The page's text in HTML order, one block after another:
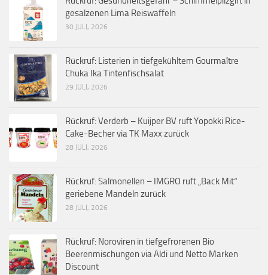
gesalzenen Lima Reiswaffeln
30 JULI, 2026
Rückruf: Listerien in tiefgekühltem Gourmaître
Chuka Ika Tintenfischsalat
29 JULI, 2026
Rückruf: Verderb – Kuijper BV ruft Yopokki Rice-
Cake-Becher via TK Maxx zurück
28 JULI, 2026
Rückruf: Salmonellen – IMGRO ruft „Back Mit“
geriebene Mandeln zurück
28 JULI, 2026
Rückruf: Noroviren in tiefgefrorenen Bio
Beerenmischungen via Aldi und Netto Marken
Discount